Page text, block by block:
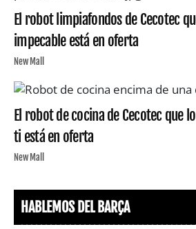
El robot limpiafondos de Cecotec
impecable está en oferta
New Mall
El robot de cocina de Cecotec que
ti está en oferta
New Mall
HABLEMOS DEL BARÇA